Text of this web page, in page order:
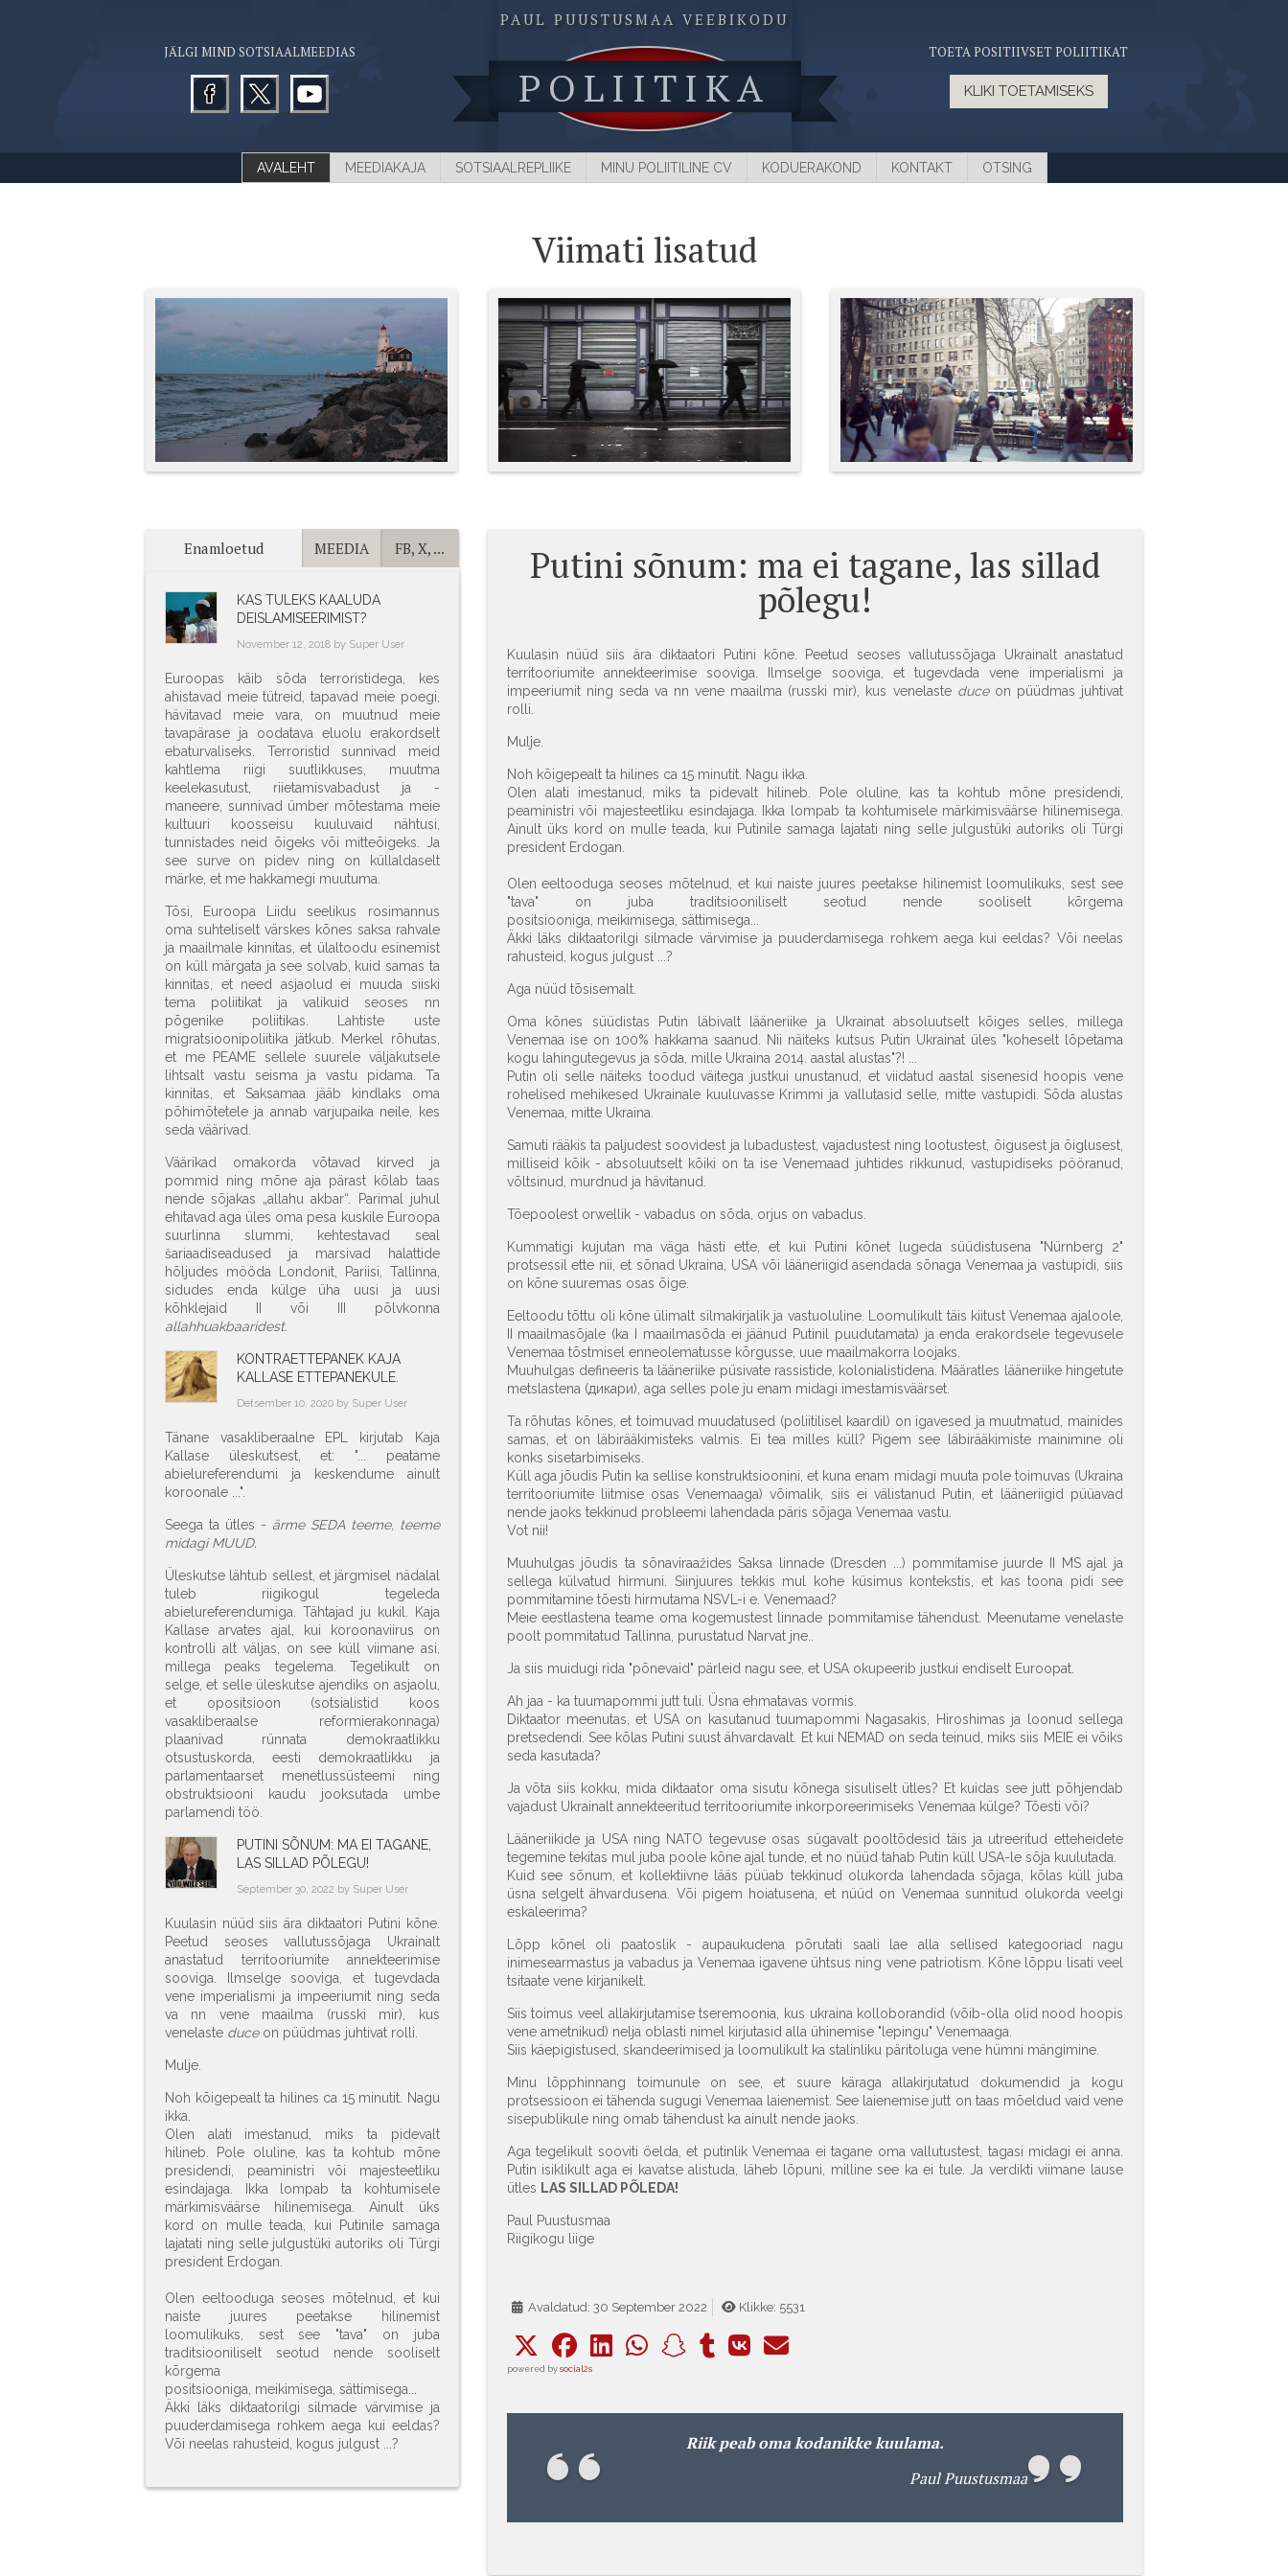
JÄLGI MIND SOTSIAALMEEDIAS
PAUL PUUSTUSMAA VEEBIKODU
POLIITIKA
TOETA POSITIIVSET POLIITIKAT
KLIKI TOETAMISEKS
AVALEHT MEEDIAKAJA SOTSIAALREPLIIKE MINU POLIITILINE CV KODUERAKOND KONTAKT OTSING
Viimati lisatud
Enamloetud MEEDIA FB, X, ...
KAS TULEKS KAALUDA
DEISLAMISEERIMIST?
November 12, 2018 by Super User
Euroopas käib sõda terroristidega, kes
ahistavad meie tütreid, tapavad meie poegi,
hävitavad meie vara, on muutnud meie
tavapärase ja oodatava eluolu erakordselt
ebaturvaliseks. Terroristid sunnivad meid
kahtlema riigi suutlikkuses, muutma
keelekasutust, riietamisvabadust ja -
maneere, sunnivad ümber mõtestama meie
kultuuri koosseisu kuuluvaid nähtusi,
tunnistades neid õigeks või mitteõigeks. Ja
see surve on pidev ning on küllaldaselt
märke, et me hakkamegi muutuma.
Tõsi, Euroopa Liidu seelikus rosimannus
oma suhteliselt värskes kõnes saksa rahvale
ja maailmale kinnitas, et ülaltoodu esinemist
on küll märgata ja see solvab, kuid samas ta
kinnitas, et need asjaolud ei muuda siiski
tema poliitikat ja valikuid seoses nn
põgenike poliitikas. Lahtiste uste
migratsioonipoliitika jätkub. Merkel rõhutas,
et me PEAME sellele suurele väljakutsele
lihtsalt vastu seisma ja vastu pidama. Ta
kinnitas, et Saksamaa jääb kindlaks oma
põhimõtetele ja annab varjupaika neile, kes
seda väärivad.
Väärikad omakorda võtavad kirved ja
pommid ning mõne aja pärast kõlab taas
nende sõjakas „allahu akbar“. Parimal juhul
ehitavad aga üles oma pesa kuskile Euroopa
suurlinna slummi, kehtestavad seal
šariaadiseadused ja marsivad halattide
hõljudes mööda Londonit, Pariisi, Tallinna,
sidudes enda külge üha uusi ja uusi
kõhklejaid II või III põlvkonna
allahhuakbaaridest.
KONTRAETTEPANEK KAJA
KALLASE ETTEPANEKULE.
Detsember 10, 2020 by Super User
Tänane vasakliberaalne EPL kirjutab Kaja
Kallase üleskutsest, et: "... peatame
abielureferendumi ja keskendume ainult
koroonale ...".
Seega ta ütles - ärme SEDA teeme, teeme
midagi MUUD.
Üleskutse lähtub sellest, et järgmisel nädalal
tuleb riigikogul tegeleda
abielureferendumiga. Tähtajad ju kukil. Kaja
Kallase arvates ajal, kui koroonaviirus on
kontrolli alt väljas, on see küll viimane asi,
millega peaks tegelema. Tegelikult on
selge, et selle üleskutse ajendiks on asjaolu,
et opositsioon (sotsialistid koos
vasakliberaalse reformierakonnaga)
plaanivad rünnata demokraatlikku
otsustuskorda, eesti demokraatlikku ja
parlamentaarset menetlussüsteemi ning
obstruktsiooni kaudu jooksutada umbe
parlamendi töö.
PUTINI SÕNUM: MA EI TAGANE,
LAS SILLAD PÕLEGU!
September 30, 2022 by Super User
Kuulasin nüüd siis ära diktaatori Putini kõne.
Peetud seoses vallutussõjaga Ukrainalt
anastatud territooriumite annekteerimise
sooviga. Ilmselge sooviga, et tugevdada
vene imperialismi ja impeeriumit ning seda
va nn vene maailma (russki mir), kus
venelaste duce on püüdmas juhtivat rolli.
Mulje.
Noh kõigepealt ta hilines ca 15 minutit. Nagu
ikka.
Olen alati imestanud, miks ta pidevalt
hilineb. Pole oluline, kas ta kohtub mõne
presidendi, peaministri või majesteetliku
esindajaga. Ikka lompab ta kohtumisele
märkimisväärse hilinemisega. Ainult üks
kord on mulle teada, kui Putinile samaga
lajatati ning selle julgustüki autoriks oli Türgi
president Erdogan.
Olen eeltooduga seoses mõtelnud, et kui
naiste juures peetakse hilinemist
loomulikuks, sest see "tava" on juba
traditsiooniliselt seotud nende sooliselt
kõrgema
positsiooniga, meikimisega, sättimisega...
Äkki läks diktaatorilgi silmade värvimise ja
puuderdamisega rohkem aega kui eeldas?
Või neelas rahusteid, kogus julgust ...?
Putini sõnum: ma ei tagane, las sillad
põlegu!
Kuulasin nüüd siis ära diktaatori Putini kõne. Peetud seoses vallutussõjaga Ukrainalt anastatud
territooriumite annekteerimise sooviga. Ilmselge sooviga, et tugevdada vene imperialismi ja
impeeriumit ning seda va nn vene maailma (russki mir), kus venelaste duce on püüdmas juhtivat
rolli.
Mulje.
Noh kõigepealt ta hilines ca 15 minutit. Nagu ikka.
Olen alati imestanud, miks ta pidevalt hilineb. Pole oluline, kas ta kohtub mõne presidendi,
peaministri või majesteetliku esindajaga. Ikka lompab ta kohtumisele märkimisväärse hilinemisega.
Ainult üks kord on mulle teada, kui Putinile samaga lajatati ning selle julgustüki autoriks oli Türgi
president Erdogan.
Olen eeltooduga seoses mõtelnud, et kui naiste juures peetakse hilinemist loomulikuks, sest see
"tava" on juba traditsiooniliselt seotud nende sooliselt kõrgema
positsiooniga, meikimisega, sättimisega...
Äkki läks diktaatorilgi silmade värvimise ja puuderdamisega rohkem aega kui eeldas? Või neelas
rahusteid, kogus julgust ...?
Aga nüüd tõsisemalt.
Oma kõnes süüdistas Putin läbivalt lääneriike ja Ukrainat absoluutselt kõiges selles, millega
Venemaa ise on 100% hakkama saanud. Nii näiteks kutsus Putin Ukrainat üles "koheselt lõpetama
kogu lahingutegevus ja sõda, mille Ukraina 2014. aastal alustas"?! ...
Putin oli selle näiteks toodud väitega justkui unustanud, et viidatud aastal sisenesid hoopis vene
rohelised mehikesed Ukrainale kuuluvasse Krimmi ja vallutasid selle, mitte vastupidi. Sõda alustas
Venemaa, mitte Ukraina.
Samuti rääkis ta paljudest soovidest ja lubadustest, vajadustest ning lootustest, õigusest ja õiglusest,
milliseid kõik - absoluutselt kõiki on ta ise Venemaad juhtides rikkunud, vastupidiseks pööranud,
võltsinud, murdnud ja hävitanud.
Tõepoolest orwellik - vabadus on sõda, orjus on vabadus.
Kummatigi kujutan ma väga hästi ette, et kui Putini kõnet lugeda süüdistusena "Nürnberg 2"
protsessil ette nii, et sõnad Ukraina, USA või lääneriigid asendada sõnaga Venemaa ja vastupidi, siis
on kõne suuremas osas õige.
Eeltoodu tõttu oli kõne ülimalt silmakirjalik ja vastuoluline. Loomulikult täis kiitust Venemaa ajaloole,
II maailmasõjale (ka I maailmasõda ei jäänud Putinil puudutamata) ja enda erakordsele tegevusele
Venemaa tõstmisel enneolematusse kõrgusse, uue maailmakorra loojaks.
Muuhulgas defineeris ta lääneriike püsivate rassistide, kolonialistidena. Määratles lääneriike hingetute
metslastena (дикари), aga selles pole ju enam midagi imestamisväärset.
Ta rõhutas kõnes, et toimuvad muudatused (poliitilisel kaardil) on igavesed ja muutmatud, mainides
samas, et on läbirääkimisteks valmis. Ei tea milles küll? Pigem see läbirääkimiste mainimine oli
konks sisetarbimiseks.
Küll aga jõudis Putin ka sellise konstruktsioonini, et kuna enam midagi muuta pole toimuvas (Ukraina
territooriumite liitmise osas Venemaaga) võimalik, siis ei välistanud Putin, et lääneriigid püüavad
nende jaoks tekkinud probleemi lahendada päris sõjaga Venemaa vastu.
Vot nii!
Muuhulgas jõudis ta sõnaviraažides Saksa linnade (Dresden ...) pommitamise juurde II MS ajal ja
sellega külvatud hirmuni. Siinjuures tekkis mul kohe küsimus kontekstis, et kas toona pidi see
pommitamine tõesti hirmutama NSVL-i e. Venemaad?
Meie eestlastena teame oma kogemustest linnade pommitamise tähendust. Meenutame venelaste
poolt pommitatud Tallinna, purustatud Narvat jne..
Ja siis muidugi rida "põnevaid" pärleid nagu see, et USA okupeerib justkui endiselt Euroopat.
Ah jaa - ka tuumapommi jutt tuli. Üsna ehmatavas vormis.
Diktaator meenutas, et USA on kasutanud tuumapommi Nagasakis, Hiroshimas ja loonud sellega
pretsedendi. See kõlas Putini suust ähvardavalt. Et kui NEMAD on seda teinud, miks siis MEIE ei võiks
seda kasutada?
Ja võta siis kokku, mida diktaator oma sisutu kõnega sisuliselt ütles? Et kuidas see jutt põhjendab
vajadust Ukrainalt annekteeritud territooriumite inkorporeerimiseks Venemaa külge? Tõesti või?
Lääneriikide ja USA ning NATO tegevuse osas sügavalt pooltõdesid täis ja utreeritud etteheidete
tegemine tekitas mul juba poole kõne ajal tunde, et no nüüd tahab Putin küll USA-le sõja kuulutada.
Kuid see sõnum, et kollektiivne lääs püüab tekkinud olukorda lahendada sõjaga, kõlas küll juba
üsna selgelt ähvardusena. Või pigem hoiatusena, et nüüd on Venemaa sunnitud olukorda veelgi
eskaleerima?
Lõpp kõnel oli paatoslik - aupaukudena põrutati saali lae alla sellised kategooriad nagu
inimesearmastus ja vabadus ja Venemaa igavene ühtsus ning vene patriotism. Kõne lõppu lisati veel
tsitaate vene kirjanikelt.
Siis toimus veel allakirjutamise tseremoonia, kus ukraina kolloborandid (võib-olla olid nood hoopis
vene ametnikud) nelja oblasti nimel kirjutasid alla ühinemise "lepingu" Venemaaga.
Siis käepigistused, skandeerimised ja loomulikult ka stalinliku päritoluga vene hümni mängimine.
Minu lõpphinnang toimunule on see, et suure käraga allakirjutatud dokumendid ja kogu
protsessioon ei tähenda sugugi Venemaa laienemist. See laienemise jutt on taas mõeldud vaid vene
sisepublikule ning omab tähendust ka ainult nende jaoks.
Aga tegelikult sooviti öelda, et putinlik Venemaa ei tagane oma vallutustest, tagasi midagi ei anna.
Putin isiklikult aga ei kavatse alistuda, läheb lõpuni, milline see ka ei tule. Ja verdikti viimane lause
ütles LAS SILLAD PÕLEDA!
Paul Puustusmaa
Riigikogu liige
Avaldatud: 30 September 2022 Klikke: 5531
powered by social2s
Riik peab oma kodanikke kuulama.
Paul Puustusmaa